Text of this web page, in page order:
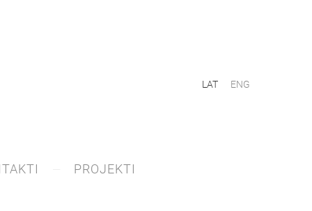
PROJEKTI
LAT ENG